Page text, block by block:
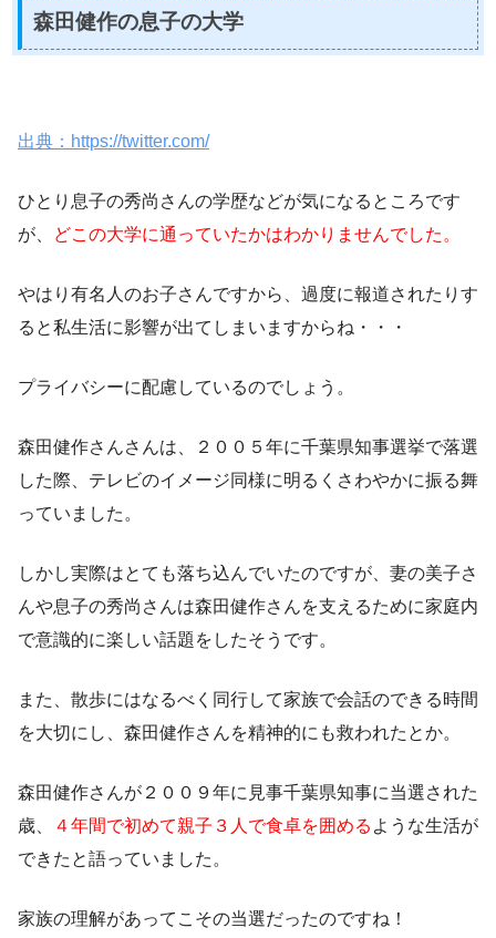
森田健作の息子の大学
出典：https://twitter.com/
ひとり息子の秀尚さんの学歴などが気になるところです
が、
どこの大学に通っていたかはわかりませんでした。
やはり有名人のお子さんですから、過度に報道されたりす
ると私生活に影響が出てしまいますからね・・・
プライバシーに配慮しているのでしょう。
森田健作さんさんは、２００５年に千葉県知事選挙で落選
した際、テレビのイメージ同様に明るくさわやかに振る舞
っていました。
しかし実際はとても落ち込んでいたのですが、妻の美子さ
んや息子の秀尚さんは森田健作さんを支えるために家庭内
で意識的に楽しい話題をしたそうです。
また、散歩にはなるべく同行して家族で会話のできる時間
を大切にし、森田健作さんを精神的にも救われたとか。
森田健作さんが２００９年に見事千葉県知事に当選された
歳、
４年間で初めて親子３人で食卓を囲める ような生活が
できたと語っていました。
家族の理解があってこその当選だったのですね！